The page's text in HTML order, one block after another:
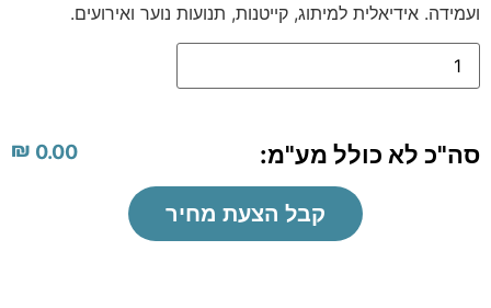
ועמידה. אידיאלית למיתוג, קייטנות, תנועות נוער ואירועים.
סה"כ לא כולל מע"מ: ₪ 0.00
קבל הצעת מחיר